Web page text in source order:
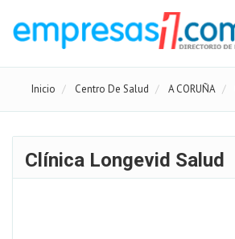
Inicio Centro De Salud A CORUÑA
Clínica Longevid Salud